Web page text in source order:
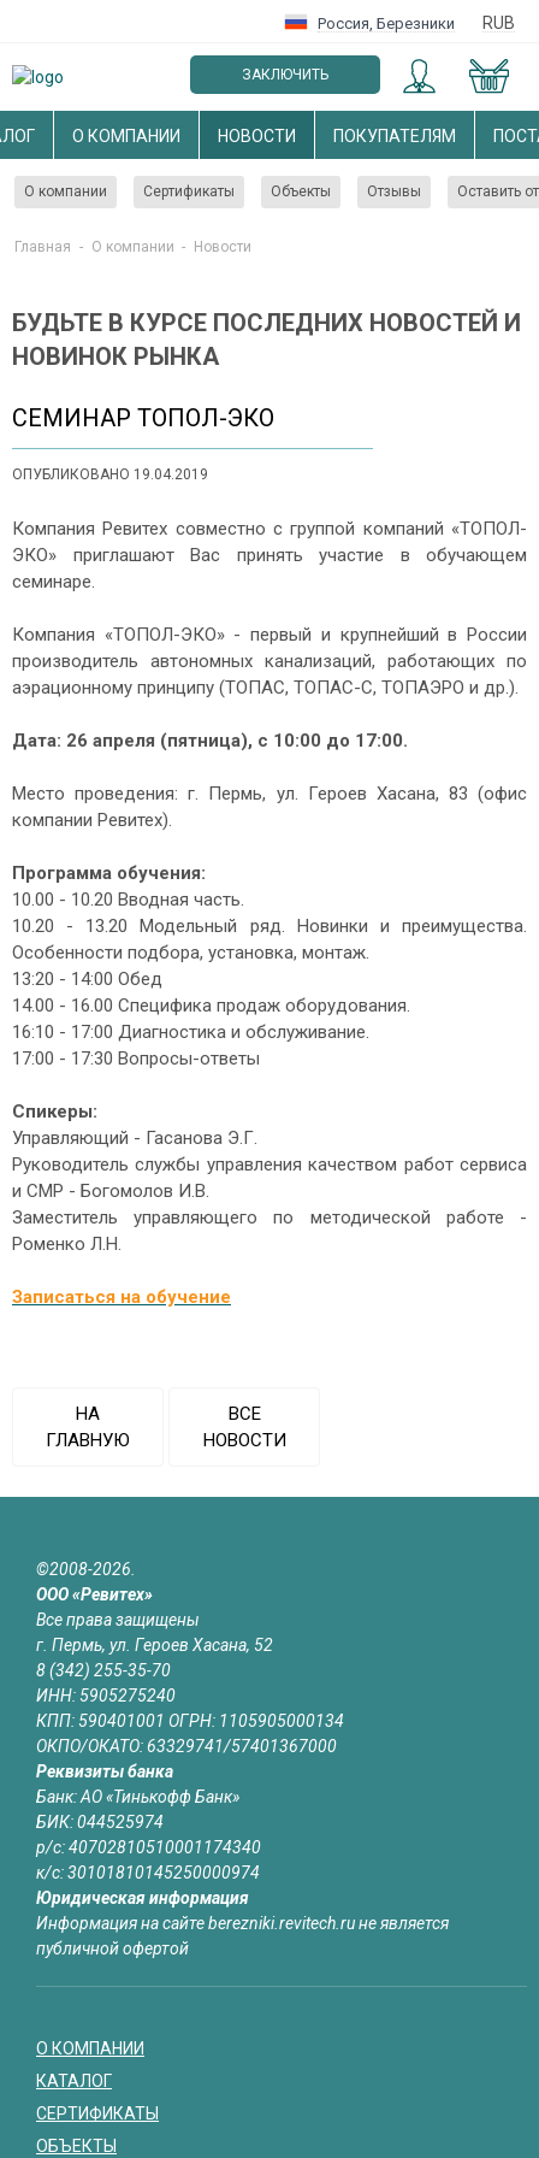
Россия, Березники RUB
ЗАКЛЮЧИТЬ
ОПТОВЫЙ ДОГОВОР
О КОМПАНИИ НОВОСТИ ПОКУПАТЕЛЯМ
О компании Сертификаты Объекты Отзывы Оставить
Главная - О компании - Новости
БУДЬТЕ В КУРСЕ ПОСЛЕДНИХ НОВОСТЕЙ И
НОВИНОК РЫНКА
СЕМИНАР ТОПОЛ-ЭКО
ОПУБЛИКОВАНО 19.04.2019
Компания Ревитех совместно с группой компаний «ТОПОЛ-
ЭКО» приглашают Вас принять участие в обучающем
семинаре.
Компания «ТОПОЛ-ЭКО» - первый и крупнейший в России
производитель автономных канализаций, работающих по
аэрационному принципу (ТОПАС, ТОПАС-С, ТОПАЭРО и др.).
Дата: 26 апреля (пятница), с 10:00 до 17:00.
Место проведения: г. Пермь, ул. Героев Хасана, 83 (офис
компании Ревитех).
Программа обучения:
10.00 - 10.20 Вводная часть.
10.20 - 13.20 Модельный ряд. Новинки и преимущества.
Особенности подбора, установка, монтаж.
13:20 - 14:00 Обед
14.00 - 16.00 Специфика продаж оборудования.
16:10 - 17:00 Диагностика и обслуживание.
17:00 - 17:30 Вопросы-ответы
Спикеры:
Управляющий - Гасанова Э.Г.
Руководитель службы управления качеством работ сервиса
и СМР - Богомолов И.В.
Заместитель управляющего по методической работе -
Роменко Л.Н.
Записаться на обучение
НА
ГЛАВНУЮ
ВСЕ
НОВОСТИ
©2008-2026.
ООО «Ревитех»
Все права защищены
г. Пермь, ул. Героев Хасана, 52
8 (342) 255-35-70
ИНН: 5905275240
КПП: 590401001 ОГРН: 1105905000134
ОКПО/ОКАТО: 63329741/57401367000
Реквизиты банка
Банк: АО «Тинькофф Банк»
БИК: 044525974
р/с: 40702810510001174340
к/с: 30101810145250000974
Юридическая информация
Информация на сайте berezniki.revitech.ru не является
публичной офертой
О КОМПАНИИ
КАТАЛОГ
СЕРТИФИКАТЫ
ОБЪЕКТЫ